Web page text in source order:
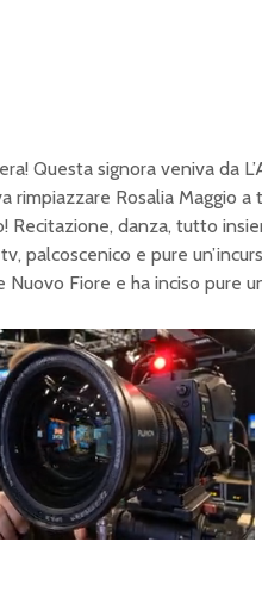
Questa signora veniva da
rimpiazzare Rosalia Maggio
Recitazione, danza, tutto
palcoscenico e pure
Nuovo Fiore e ha inciso pure
L
o